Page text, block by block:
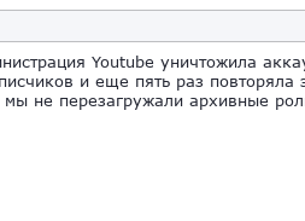
Youtube уничтожила
и еще пять раз повторяла
мы не перезагружали архивные